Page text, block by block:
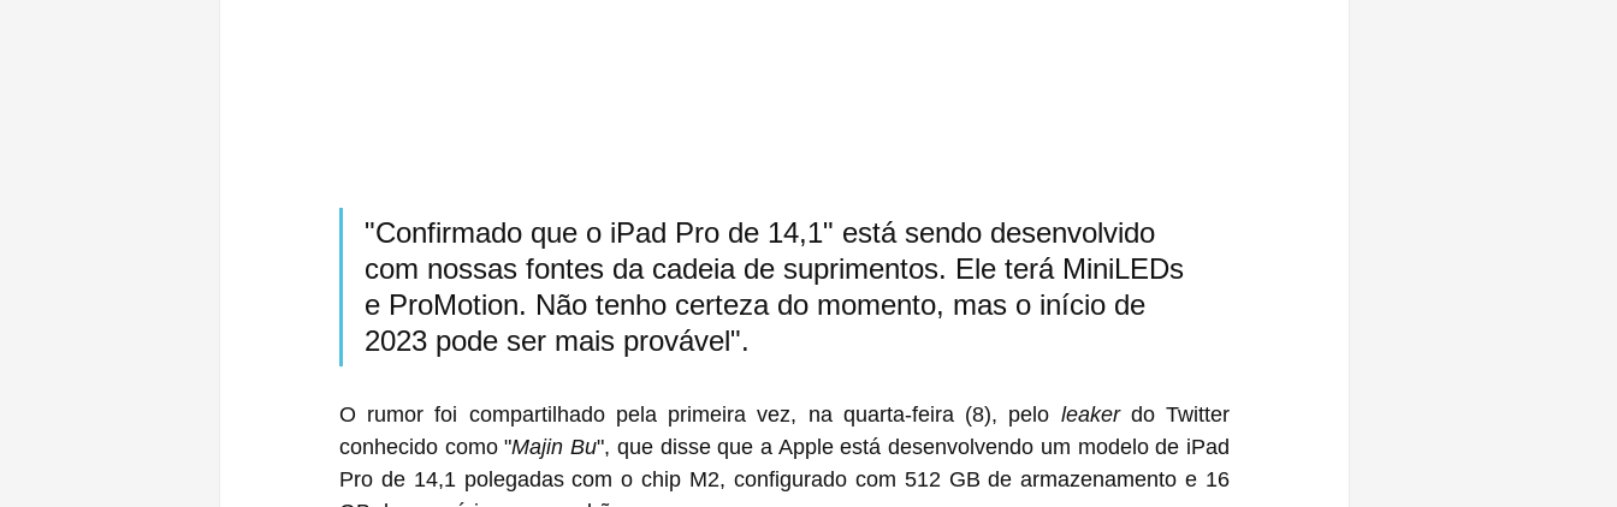
"Confirmado que o iPad Pro de 14,1" está sendo desenvolvido
com nossas fontes da cadeia de suprimentos. Ele terá MiniLEDs
e ProMotion. Não tenho certeza do momento, mas o início de
2023 pode ser mais provável".
O rumor foi compartilhado pela primeira vez, na quarta-feira (8), pelo leaker do Twitter
conhecido como "Majin Bu", que disse que a Apple está desenvolvendo um modelo ‌de iPad
Pro‌ de 14,1 polegadas com o chip M2, configurado com 512 GB de armazenamento e 16